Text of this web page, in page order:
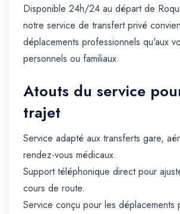
Disponible 24h/24 au départ de
notre service de transfert privé
déplacements professionnels qu'aux
personnels ou familiaux.
Atouts du service
trajet
Service adapté aux transferts gare,
rendez-vous médicaux.
Support téléphonique direct pour
cours de route.
Service conçu pour les déplacements